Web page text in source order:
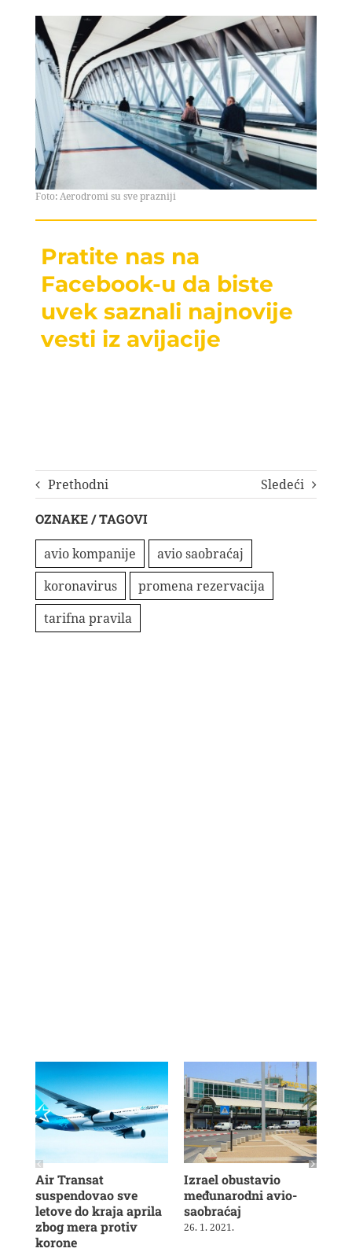
Foto: Aerodromi su sve prazniji
Pratite nas na
Facebook-u da biste
uvek saznali najnovije
vesti iz avijacije
Prethodni Sledeći
OZNAKE / TAGOVI
avio kompanije
avio saobraćaj
koronavirus
promena rezervacija
tarifna pravila
Air Transat
suspendovao sve
letove do kraja aprila
zbog mera protiv
korone
Izrael obustavio
međunarodni avio-
saobraćaj
26. 1. 2021.